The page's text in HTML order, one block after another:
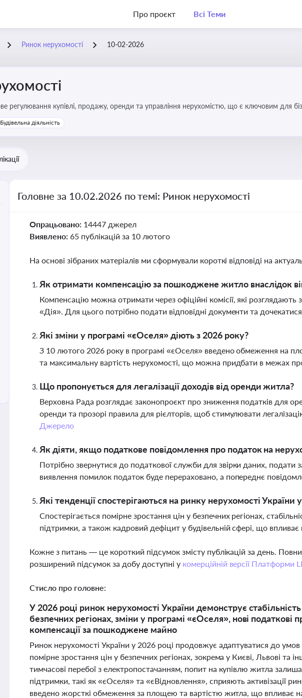
Про проєкт Всі Теми
Ринок нерухомості 10-02-2026
регулювання купівлі, продажу, оренди та управління нерухомістю, що є ключовим для
майна
Будівельна діяльність
Головне за 10.02.2026 по темі: Ринок нерухомості
Опрацьовано: 14447 джерел
Виявлено: 65 публікацій за 10 лютого
На основі зібраних матеріалів ми сформували короткі відповіді на
Як отримати компенсацію за пошкоджене житло внаслідок
Компенсацію можна отримати через офіційні комісії, які
«Дія». Для цього потрібно подати відповідні документи та дочекатися
Які зміни у програмі «єОселя» діють з 2026 року?
З 10 лютого 2026 року в програмі «єОселя» введено обмеження на
та максимальну вартість нерухомості, що можна придбати в межах
Що пропонується для легалізації доходів від оренди житла?
Верховна Рада розглядає законопроєкт про зниження податків для
оренди та прозорі правила для рієлторів, щоб стимулювати
Джерело
Як діяти, якщо податкове повідомлення про податок на
Потрібно звернутися до податкової служби для звірки даних,
виявлення помилок податок буде перераховано, а попереднє
Які тенденції спостерігаються на ринку нерухомості України
Спостерігається помірне зростання цін у безпечних регіонах,
підтримки, а також кадровий дефіцит у будівельній сфері, що
Кожне з питань — це короткий підсумок змісту публікацій за день.
розширений підсумок за добу доступні у комерційній версії Платформи
Стисло про головне:
У 2026 році ринок нерухомості України демонструє
безпечних регіонах, зміни у програмі «єОселя», нові податкові
компенсації за пошкоджене майно
Ринок нерухомості України у 2026 році продовжує адаптуватися до умов
помірне зростання цін у безпечних регіонах, зокрема у Києві, Львові
тимчасові перебої з електропостачанням, попит на купівлю житла
підтримки, такі як «єОселя» та «єВідновлення», сприяють активізації
введено жорсткі обмеження за площею та вартістю житла, що впливає